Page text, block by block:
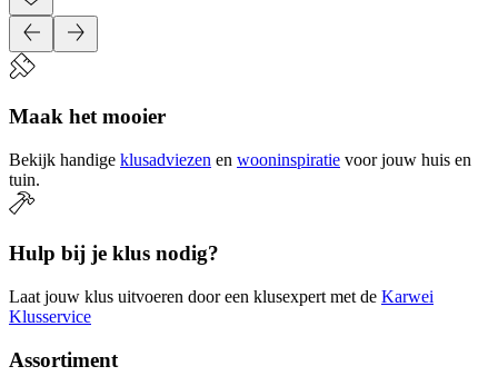
Maak het mooier
Bekijk handige klusadviezen en wooninspiratie voor jouw huis en
tuin.
Hulp bij je klus nodig?
Laat jouw klus uitvoeren door een klusexpert met de Karwei
Klusservice
Assortiment